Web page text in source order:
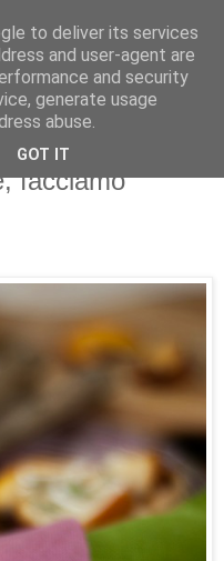
facciamo
to deliver its services
and user-agent are
and security
generate usage
abuse.
GOT IT